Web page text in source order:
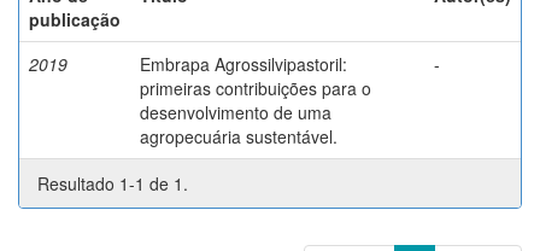
publicação
2019
Embrapa Agrossilvipastoril:
primeiras contribuições para o
desenvolvimento de uma
agropecuária sustentável.
-
Resultado 1-1 de 1.